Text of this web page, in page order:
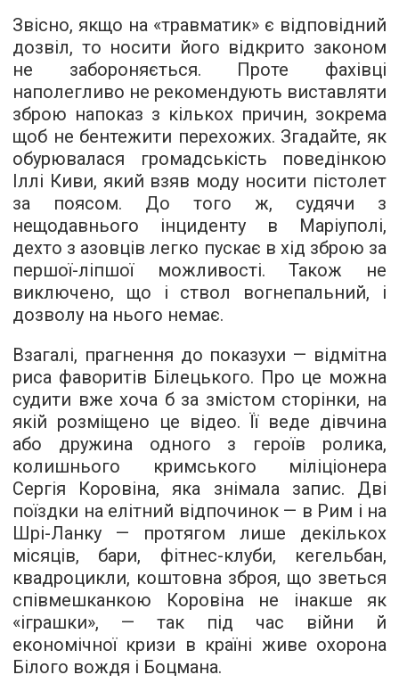
Звісно, якщо на «травматик» є відповідний
дозвіл, то носити його відкрито законом
не забороняється. Проте фахівці
наполегливо не рекомендують виставляти
зброю напоказ з кількох причин, зокрема
щоб не бентежити перехожих. Згадайте, як
обурювалася громадськість поведінкою
Іллі Киви, який взяв моду носити пістолет
за поясом. До того ж, судячи з
нещодавнього інциденту в Маріуполі,
дехто з азовців легко пускає в хід зброю за
першої-ліпшої можливості. Також не
виключено, що і ствол вогнепальний, і
дозволу на нього немає.
Взагалі, прагнення до показухи — відмітна
риса фаворитів Білецького. Про це можна
судити вже хоча б за змістом сторінки, на
якій розміщено це відео. Її веде дівчина
або дружина одного з героїв ролика,
колишнього кримського міліціонера
Сергія Коровіна, яка знімала запис. Дві
поїздки на елітний відпочинок — в Рим і на
Шрі-Ланку — протягом лише декількох
місяців, бари, фітнес-клуби, кегельбан,
квадроцикли, коштовна зброя, що зветься
співмешканкою Коровіна не інакше як
«іграшки», — так під час війни й
економічної кризи в країні живе охорона
Білого вождя і Боцмана.